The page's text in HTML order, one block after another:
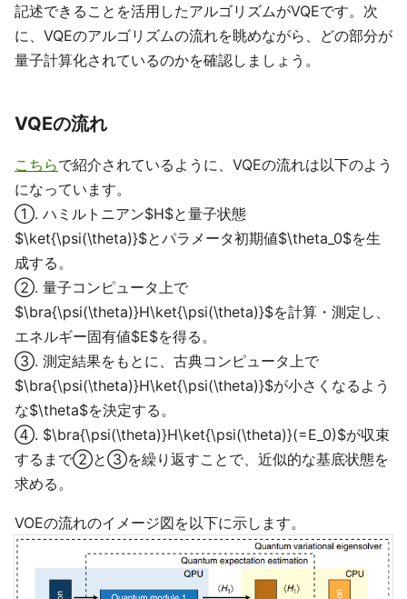
記述できることを活用したアルゴリズムがVQEです。次
に、VQEのアルゴリズムの流れを眺めながら、どの部分が
量子計算化されているのかを確認しましょう。
VQEの流れ
こちらで紹介されているように、VQEの流れは以下のよう
になっています。
①. ハミルトニアン$H$と量子状態
$\ket{\psi(\theta)}$とパラメータ初期値$\theta_0$を生
成する。
②. 量子コンピュータ上で
$\bra{\psi(\theta)}H\ket{\psi(\theta)}$を計算・測定し、
エネルギー固有値$E$を得る。
③. 測定結果をもとに、古典コンピュータ上で
$\bra{\psi(\theta)}H\ket{\psi(\theta)}$が小さくなるよう
な$\theta$を決定する。
④. $\bra{\psi(\theta)}H\ket{\psi(\theta)}(=E_0)$が収束
するまで②と③を繰り返すことで、近似的な基底状態を
求める。
VOEの流れのイメージ図を以下に示します。